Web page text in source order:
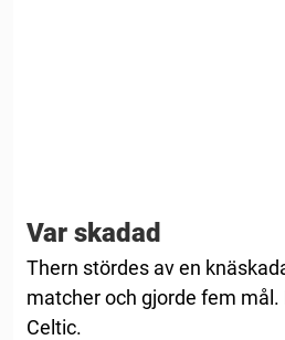
Var skadad
Thern stördes av en
matcher och gjorde fem
Celtic.